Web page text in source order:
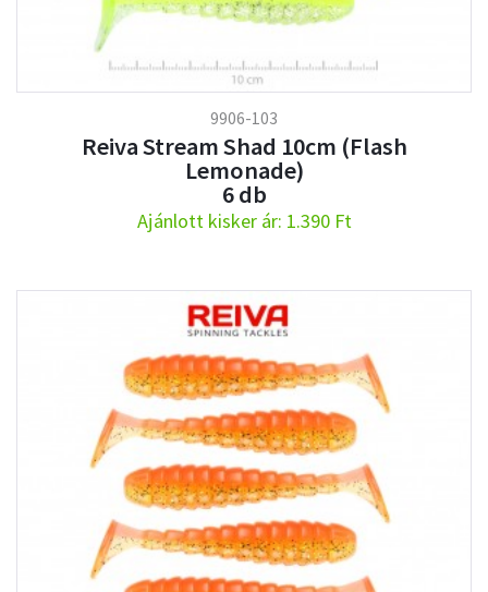
9906-103
Reiva Stream Shad 10cm (Flash
Lemonade)
6 db
Ajánlott kisker ár: 1.390 Ft